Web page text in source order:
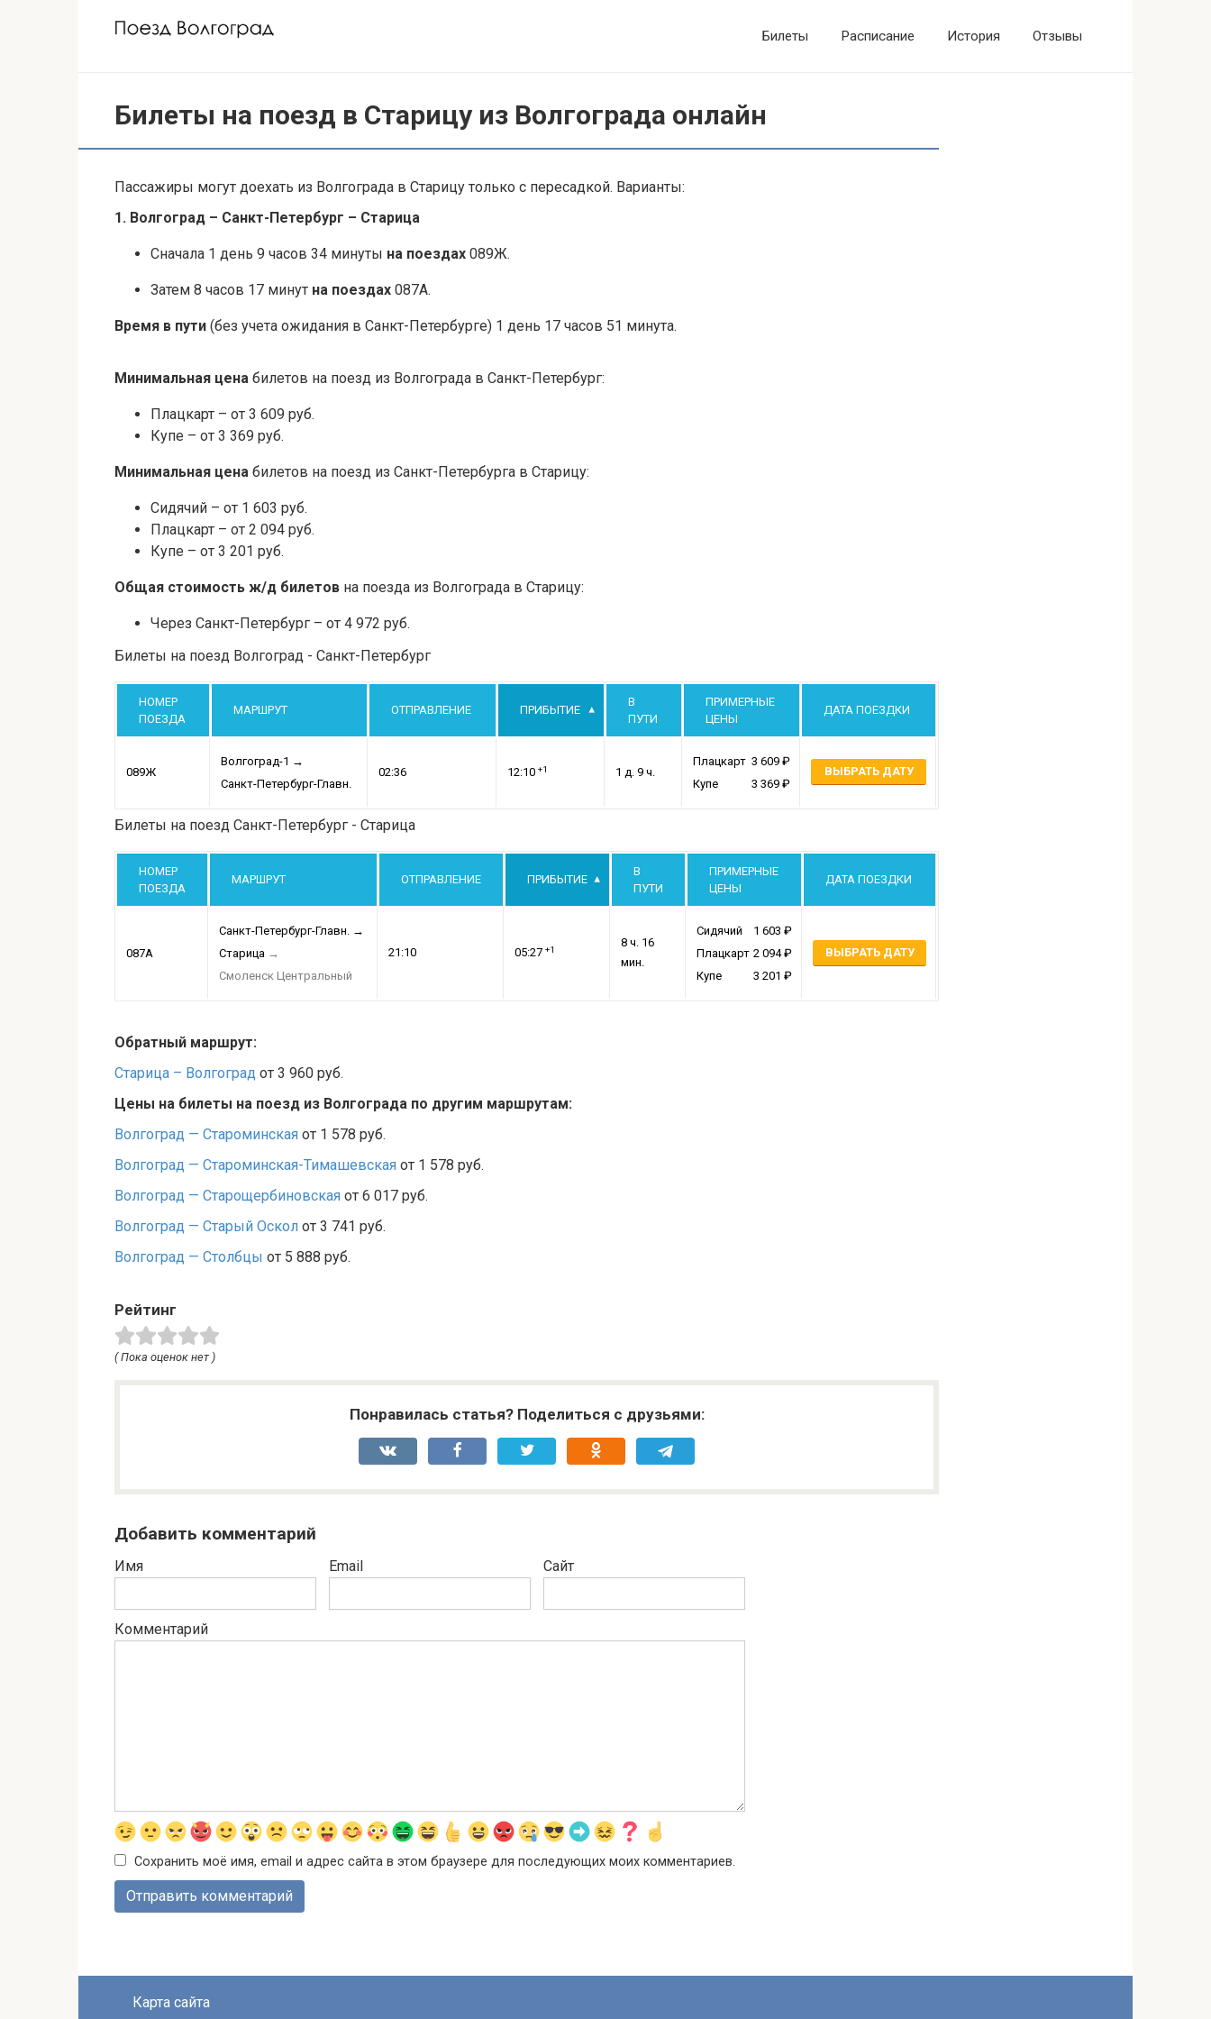
Билеты Расписание История Отзывы
Билеты на поезд в Старицу из Волгограда онлайн
Пассажиры могут доехать из Волгограда в Старицу только с пересадкой. Варианты:
1. Волгоград – Санкт-Петербург – Старица
Сначала 1 день 9 часов 34 минуты на поездах 089Ж.
Затем 8 часов 17 минут на поездах 087А.
Время в пути (без учета ожидания в Санкт-Петербурге) 1 день 17 часов 51 минута.
Минимальная цена билетов на поезд из Волгограда в Санкт-Петербург:
Плацкарт – от 3 609 руб.
Купе – от 3 369 руб.
Минимальная цена билетов на поезд из Санкт-Петербурга в Старицу:
Сидячий – от 1 603 руб.
Плацкарт – от 2 094 руб.
Купе – от 3 201 руб.
Общая стоимость ж/д билетов на поезда из Волгограда в Старицу:
Через Санкт-Петербург – от 4 972 руб.
Билеты на поезд Волгоград - Санкт-Петербург
НОМЕР
ПОЕЗДА
МАРШРУТ ОТПРАВЛЕНИЕ ПРИБЫТИЕ
В
ПУТИ
ПРИМЕРНЫЕ
ЦЕНЫ
ДАТА ПОЕЗДКИ
089Ж
Волгоград-1 →
Санкт-Петербург-Главн.
02:36 12:10 +1 1 д. 9 ч.
Плацкарт 3 609
Купе
3 369
ВЫБРАТЬ ДАТУ
Билеты на поезд Санкт-Петербург - Старица
НОМЕР
ПОЕЗДА
МАРШРУТ ОТПРАВЛЕНИЕ ПРИБЫТИЕ
В
ПУТИ
ПРИМЕРНЫЕ
ЦЕНЫ
ДАТА ПОЕЗДКИ
087А
Санкт-Петербург-Главн. →
Старица →
Смоленск Центральный
21:10 05:27 +1
8 ч. 16
мин.
Сидячий
1 603
Плацкарт 2 094
Купе
3 201
ВЫБРАТЬ ДАТУ
Обратный маршрут:
Старица – Волгоград от 3 960 руб.
Цены на билеты на поезд из Волгограда по другим маршрутам:
Волгоград — Староминская от 1 578 руб.
Волгоград — Староминская-Тимашевская от 1 578 руб.
Волгоград — Старощербиновская от 6 017 руб.
Волгоград — Старый Оскол от 3 741 руб.
Волгоград — Столбцы от 5 888 руб.
Рейтинг
( Пока оценок нет )
Понравилась статья? Поделиться с друзьями:
Добавить комментарий
Имя Email Сайт
Комментарий
Сохранить моё имя, email и адрес сайта в этом браузере для последующих моих комментариев.
Карта сайта